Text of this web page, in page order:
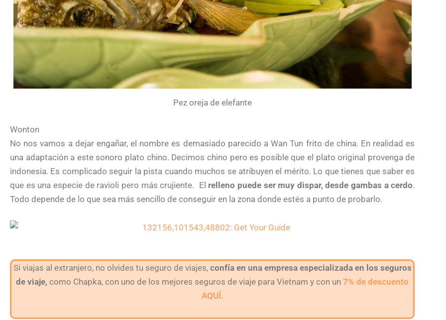
Pez oreja de elefante
Wonton
No nos vamos a dejar engañar, el nombre es demasiado parecido a Wan Tun frito de china. En realidad es
una adaptación a este sonoro plato chino. Decimos chino pero es posible que el plato original provenga de
indonesia. Es complicado seguir la pista cuando muchos se atribuyen el mérito. Lo que tienes que saber es
que es una especie de ravioli pero más crujiente. El relleno puede ser muy dispar, desde gambas a cerdo.
Todo depende de lo que sea más sencillo de conseguir en la zona donde estés a punto de probarlo.
Si viajas al extranjero, no olvides tu seguro de viajes, confía en una empresa especializada en los seguros
de viaje, como Chapka, con uno de los mejores seguros de viaje para Vietnam y con un7% de descuento
AQUÍ.